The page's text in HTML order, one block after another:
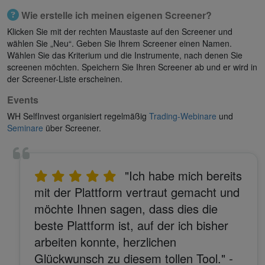
Wie erstelle ich meinen eigenen Screener?
Klicken Sie mit der rechten Maustaste auf den Screener und
wählen Sie „Neu“. Geben Sie Ihrem Screener einen Namen.
Wählen Sie das Kriterium und die Instrumente, nach denen Sie
screenen möchten. Speichern Sie Ihren Screener ab und er wird in
der Screener-Liste erscheinen.
Events
WH SelfInvest organisiert regelmäßig Trading-Webinare und
Seminare über Screener.
"Ich habe mich bereits
mit der Plattform vertraut gemacht und
möchte Ihnen sagen, dass dies die
beste Plattform ist, auf der ich bisher
arbeiten konnte, herzlichen
Glückwunsch zu diesem tollen Tool." -